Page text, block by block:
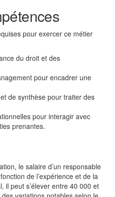
pour exercer ce métier
du droit et des
pour encadrer une
de synthèse pour traiter des
pour interagir avec
prenantes.
le salaire d’un responsable
de l’expérience et de la
il peut s’élever entre 40 000 et